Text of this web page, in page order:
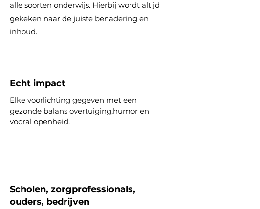
alle soorten onderwijs. Hierbij wordt altijd
gekeken naar de juiste benadering en
inhoud.
Echt impact
Elke voorlichting gegeven met een
gezonde balans overtuiging,humor en
vooral openheid.
Scholen, zorgprofessionals,
ouders, bedrijven